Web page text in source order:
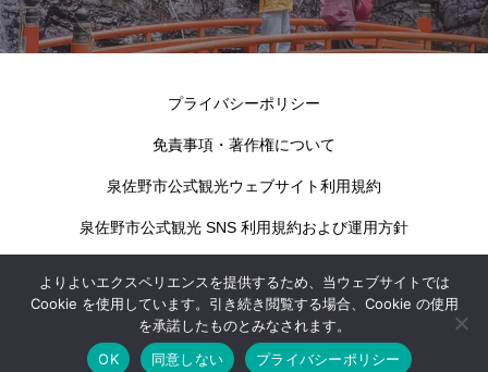
プライバシーポリシー
免責事項・著作権について
泉佐野市公式観光ウェブサイト利用規約
泉佐野市公式観光 SNS 利用規約および運用方針
kokotabi izumisano © 2024
よりよいエクスペリエンスを提供するため、当ウェブサイトでは
Cookie を使用しています。引き続き閲覧する場合、Cookie の使用
を承諾したものとみなされます。
OK
同意しない プライバシーポリシー